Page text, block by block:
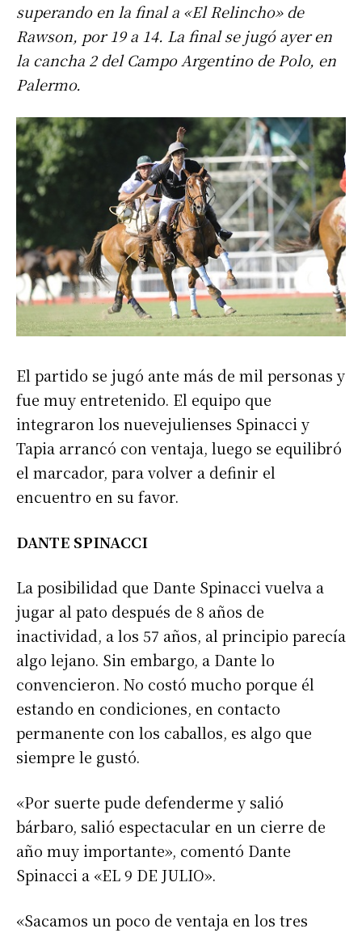
superando en la final a «El Relincho» de
Rawson, por 19 a 14. La final se jugó ayer en
la cancha 2 del Campo Argentino de Polo, en
Palermo.
El partido se jugó ante más de mil personas y
fue muy entretenido. El equipo que
integraron los nuevejulienses Spinacci y
Tapia arrancó con ventaja, luego se equilibró
el marcador, para volver a definir el
encuentro en su favor.
DANTE SPINACCI
La posibilidad que Dante Spinacci vuelva a
jugar al pato después de 8 años de
inactividad, a los 57 años, al principio parecía
algo lejano. Sin embargo, a Dante lo
convencieron. No costó mucho porque él
estando en condiciones, en contacto
permanente con los caballos, es algo que
siempre le gustó.
«Por suerte pude defenderme y salió
bárbaro, salió espectacular en un cierre de
año muy importante», comentó Dante
Spinacci a «EL 9 DE JULIO».
«Sacamos un poco de ventaja en los tres